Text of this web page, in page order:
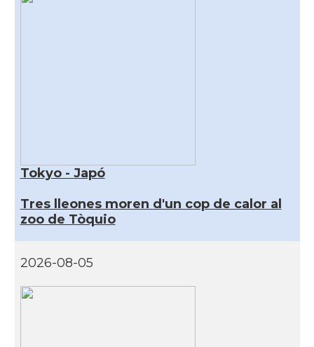
Tokyo - Japó
Tres lleones moren d'un cop de calor al
zoo de Tòquio
2026-08-05